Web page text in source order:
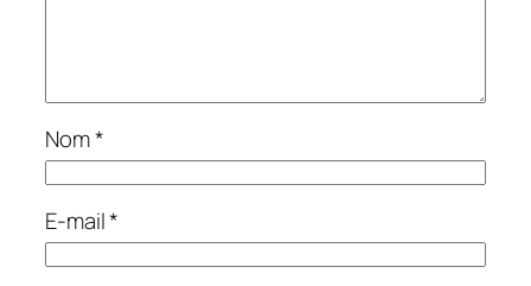
Nom*
E-mail*